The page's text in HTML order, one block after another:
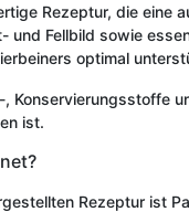
Rezeptur, die
Fellbild sowie
optimal
ist.
Rezeptur ist